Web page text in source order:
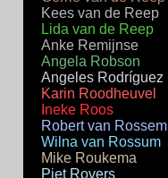
Kees van de Reep
Lida van de Reep
Anke Remijnse
Angela Robson
Angeles Rodríguez
Karin Roodheuvel
Ineke Roos
Robert van Rossem
Wilna van Rossum
Mike Roukema
Piet Rovers